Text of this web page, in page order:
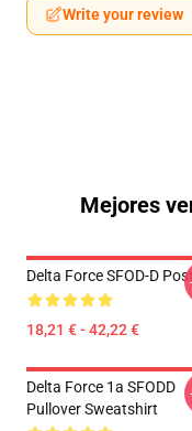
Write your review
Mejores
Delta Force SFOD-D
18,21 € - 42,22 €
Delta Force 1a SFODD
Pullover Sweatshirt